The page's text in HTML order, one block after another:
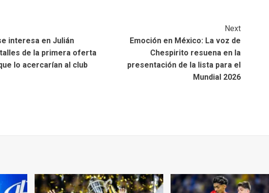
interesa en Julián
de la primera oferta
lo acercarían al club
Next
Emoción en México: La voz de
Chespirito resuena en la
presentación de la lista para el
Mundial 2026